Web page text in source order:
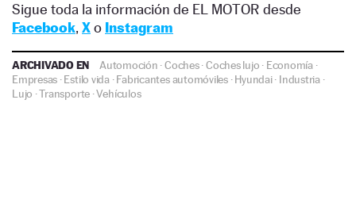
Sigue toda la información de EL MOTOR desde
Facebook, Xo Instagram
ARCHIVADO EN Automoción ·Coches·Coches lujo · Economía·
Empresas ·Estilo vida·Fabricantes automóviles ·Hyundai· Industria·
Lujo ·Transporte ·Vehículos